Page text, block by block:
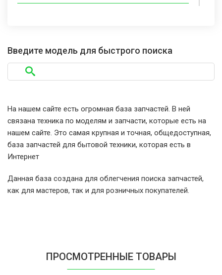
Indesit BA46T/1GE (80152170000)
Indesit BA46TGE
Indesit BA46TGE (80143520000)
Indesit BA46TX/1GE
Введите модель для быстрого поиска
На нашем сайте есть огромная база запчастей. В ней
связана техника по моделям и запчасти, которые есть на
нашем сайте. Это самая крупная и точная, общедоступная,
база запчастей для бытовой техники, которая есть в
Интернет
Данная база создана для облегчения поиска запчастей,
как для мастеров, так и для розничных покупателей.
ПРОСМОТРЕННЫЕ ТОВАРЫ